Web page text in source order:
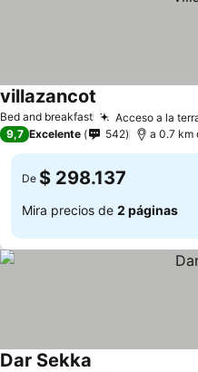
Bed and breakfast Acceso a la
villazancot
9,7 Excelente 542 a 0.7 km
De $ 298.137
Mira precios de 2 páginas
Dar Sekka